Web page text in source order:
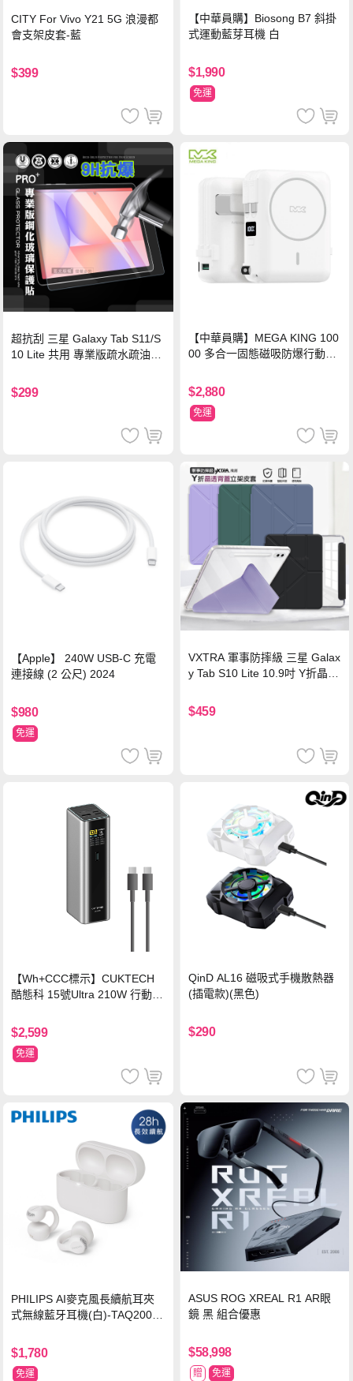
CITY For Vivo Y21 5G 浪漫都
會支架皮套-藍
$399
【中華員購】Biosong B7 斜掛
式運動藍芽耳機 白
$1,990
免運
超抗刮 三星 Galaxy Tab S11/S
10 Lite 共用 專業版疏水疏油9H
$299
【中華員購】MEGA KING 100
00 多合一固態磁吸防爆行動電
$2,880
免運
【Apple】 240W USB-C 充電
連接線 (2 公尺) 2024
$980
免運
VXTRA 軍事防摔級 三星 Galax
y Tab S10 Lite 10.9吋 Y折晶透
$459
【Wh+CCC標示】CUKTECH
酷態科 15號Ultra 210W 行動電
$2,599
免運
QinD AL16 磁吸式手機散熱器
(插電款)(黑色)
$290
PHILIPS AI麥克風長續航耳夾
式無線藍牙耳機(白)-TAQ2000
$1,780
免運
ASUS ROG XREAL R1 AR眼
鏡 黑 組合優惠
$58,998
贈 免運